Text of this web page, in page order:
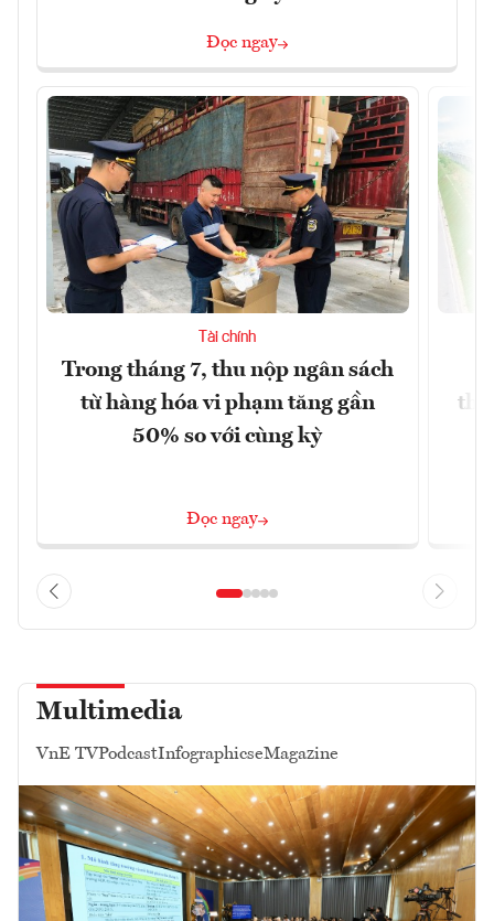
Đọc ngay
Tài chính
Trong tháng 7, thu nộp ngân sách
từ hàng hóa vi phạm tăng gần
50% so với cùng kỳ
Đọc ngay
Multimedia
VnE TVPodcastInfographicseMagazine